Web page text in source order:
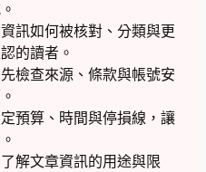
資訊如何被核對、分類與更
的讀者。
先檢查來源、條款與帳號安
定預算、時間與停損線，讓
了解文章資訊的用途與限